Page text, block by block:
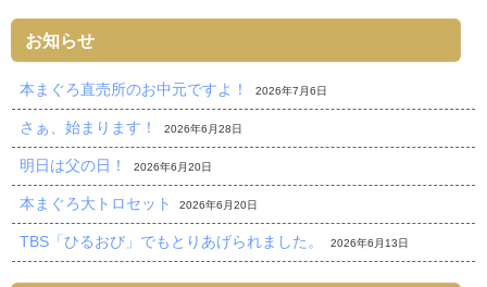
お知らせ
本まぐろ直売所のお中元ですよ！ 2026年7月6日
さぁ、始まります！ 2026年6月28日
明日は父の日！ 2026年6月20日
本まぐろ大トロセット 2026年6月20日
TBS「ひるおび」でもとりあげられました。 2026年6月13日